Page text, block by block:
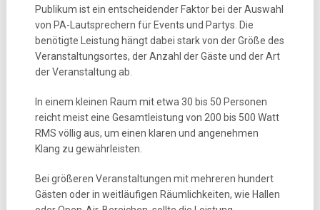
Publikum ist ein entscheidender Faktor bei der Auswahl
von PA-Lautsprechern für Events und Partys. Die
benötigte Leistung hängt dabei stark von der Größe des
Veranstaltungsortes, der Anzahl der Gäste und der Art
der Veranstaltung ab.
In einem kleinen Raum mit etwa 30 bis 50 Personen
reicht meist eine Gesamtleistung von 200 bis 500 Watt
RMS völlig aus, um einen klaren und angenehmen
Klang zu gewährleisten.
Bei größeren Veranstaltungen mit mehreren hundert
Gästen oder in weitläufigen Räumlichkeiten, wie Hallen